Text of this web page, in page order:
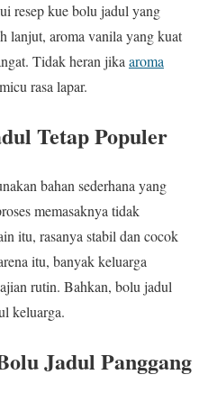
resep kue bolu jadul yang
lanjut, aroma vanila yang kuat
Tidak heran jika aroma
rasa lapar.
Tetap Populer
bahan sederhana yang
memasaknya tidak
itu, rasanya stabil dan cocok
itu, banyak keluarga
rutin. Bahkan, bolu jadul
keluarga.
Jadul Panggang